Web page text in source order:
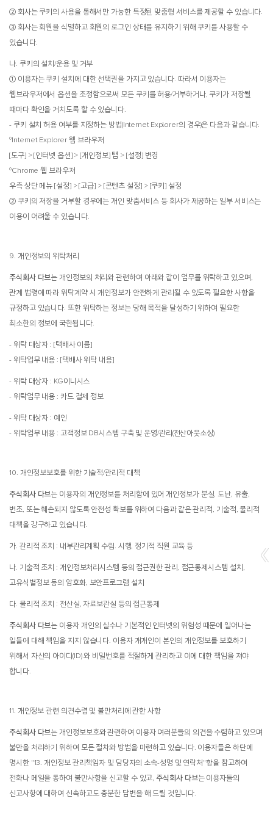
② 회사는 쿠키의 사용을 통해서만 가능한 특정된 맞춤형 서비스를 제공할 수 있습니다.
③ 회사는 회원을 식별하고 회원의 로그인 상태를 유지하기 위해 쿠키를 사용할 수
있습니다.
나. 쿠키의 설치/운용 및 거부
① 이용자는 쿠키 설치에 대한 선택권을 가지고 있습니다. 따라서 이용자는
웹브라우저에서 옵션을 조정함으로써 모든 쿠키를 허용/거부하거나, 쿠키가 저장될
때마다 확인을 거치도록 할 수 있습니다.
- 쿠키 설치 허용 여부를 지정하는 방법(Internet Explorer의 경우)은 다음과 같습니다.
ºInternet Explorer 웹 브라우저
[도구] > [인터넷 옵션] > [개인정보] 탭 > [설정] 변경
ºChrome 웹 브라우저
우측 상단 메뉴 [설정] > [고급] > [콘텐츠 설정] > [쿠키] 설정
② 쿠키의 저장을 거부할 경우에는 개인 맞춤서비스 등 회사가 제공하는 일부 서비스는
이용이 어려울 수 있습니다.
9. 개인정보의 위탁처리
주식회사 다브는 개인정보의 처리와 관련하여 아래와 같이 업무를 위탁하고 있으며,
관계 법령에 따라 위탁계약 시 개인정보가 안전하게 관리될 수 있도록 필요한 사항을
규정하고 있습니다. 또한 위탁하는 정보는 당해 목적을 달성하기 위하여 필요한
최소한의 정보에 국한됩니다.
- 위탁 대상자 : [택배사 이름]
- 위탁업무 내용 : [택배사 위탁 내용]
- 위탁 대상자 : KG이니시스
- 위탁업무 내용 : 카드 결제 정보
- 위탁 대상자 : 예인
- 위탁업무 내용 : 고객정보 DB시스템 구축 및 운영/관리(전산아웃소싱)
10. 개인정보보호를 위한 기술적/관리적 대책
주식회사 다브는 이용자의 개인정보를 처리함에 있어 개인정보가 분실, 도난, 유출,
변조, 또는 훼손되지 않도록 안전성 확보를 위하여 다음과 같은 관리적, 기술적, 물리적
대책을 강구하고 있습니다.
가. 관리적 조치 : 내부관리계획 수립. 시행, 정기적 직원 교육 등
나. 기술적 조치 : 개인정보처리시스템 등의 접근권한 관리, 접근통제시스템 설치,
고유식별정보 등의 암호화, 보안프로그램 설치
다. 물리적 조치 : 전산실, 자료보관실 등의 접근통제
주식회사 다브는 이용자 개인의 실수나 기본적인 인터넷의 위험성 때문에 일어나는
일들에 대해 책임을 지지 않습니다. 이용자 개개인이 본인의 개인정보를 보호하기
위해서 자신의 아이디(ID) 와 비밀번호를 적절하게 관리하고 이에 대한 책임을 져야
합니다.
11. 개인정보 관련 의견수렴 및 불만처리에 관한 사항
주식회사 다브는 개인정보보호와 관련하여 이용자 여러분들의 의견을 수렴하고 있으며
불만을 처리하기 위하여 모든 절차와 방법을 마련하고 있습니다. 이용자들은 하단에
명시한 "13. 개인정보 관리책임자 및 담당자의 소속-성명 및 연락처"항을 참고하여
전화나 메일을 통하여 불만사항을 신고할 수 있고,주식회사 다브는 이용자들의
신고사항에 대하여 신속하고도 충분한 답변을 해 드릴 것입니다.